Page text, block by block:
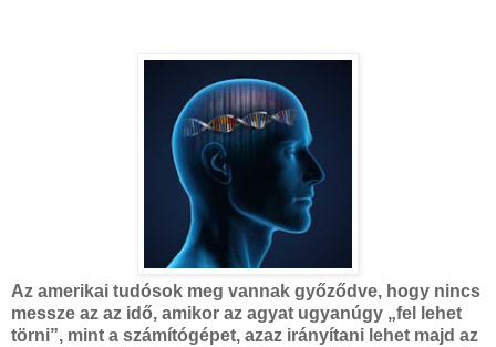
Az amerikai tudósok meg vannak győződve, hogy nincs
messze az az idő, amikor az agyat ugyanúgy „fel lehet
törni”, mint a számítógépet, azaz irányítani lehet majd az